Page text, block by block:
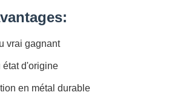
vrai gagnant
état d'origine
en métal durable